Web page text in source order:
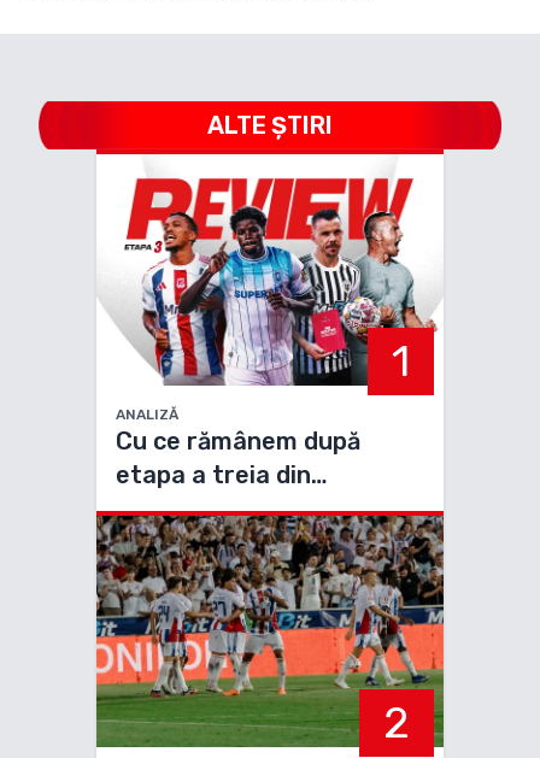
ALTE ȘTIRI
1
ANALIZĂ
Cu ce rămânem după
etapa a treia din
Superliga
2